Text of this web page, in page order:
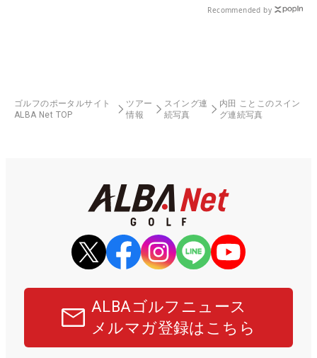
Recommended by
ゴルフのポータルサイト
ALBA Net TOP
ツアー
情報
スイング連
続写真
内田 ことこのスイン
グ連続写真
ALBAゴルフニュース
メルマガ登録はこちら